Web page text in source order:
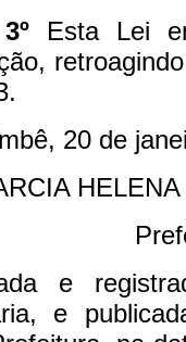
Esta Lei
20 de
e
e